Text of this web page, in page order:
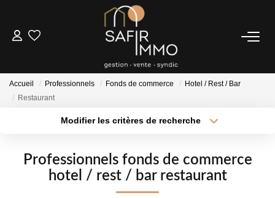
ACHETER
Notre Syndic
Extranet
Accueil Professionnels Fonds de commerce
Hotel / Rest / Bar
Restaurant
Modifier les critères de recherche
Sélectionnez...
Type de bien
Surface min
Professionnels fonds de commerce
hotel / rest / bar restaurant